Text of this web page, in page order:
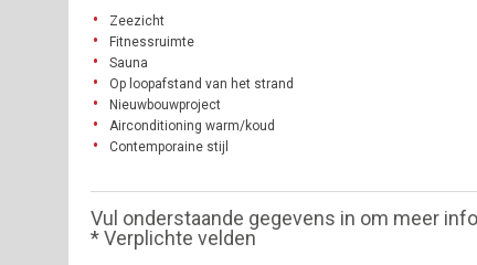
Zeezicht
Fitnessruimte
Sauna
Op loopafstand van het strand
Nieuwbouwproject
Airconditioning warm/koud
Contemporaine stijl
Vul onderstaande gegevens in om meer
* Verplichte velden